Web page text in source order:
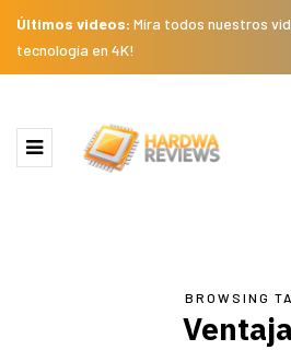
Últimos videos: Mira todos nuestros
tecnología en 4K!
BROWSING